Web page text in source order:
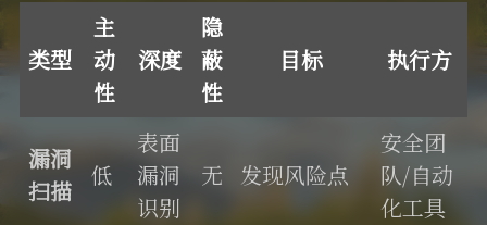
类型
主
动
性
深度
隐
蔽
性
目标 执行方
漏洞
扫描
低
表面
漏洞
识别
无 发现风险点
安全团
队/自动
化工具